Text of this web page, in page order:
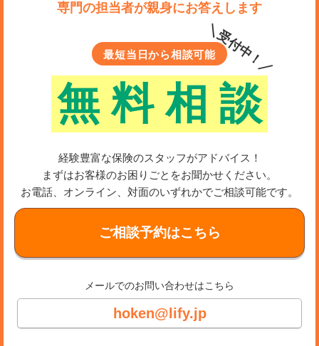
専門の担当者が親身にお答えします
最短当日から相談可能
無 料 相 談
＼受付中！／
経験豊富な保険のスタッフがアドバイス！
まずはお客様のお困りごとをお聞かせください。
お電話、オンライン、対面のいずれかでご相談可能です。
ご相談予約はこちら
メールでのお問い合わせはこちら
hoken@lify.jp